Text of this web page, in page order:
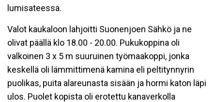
lumisateessa.
Valot kaukaloon lahjoitti Suonenjoen Sähkö ja ne
olivat päällä klo 18.00 - 20.00. Pukukoppina oli
valkoinen 3 x 5 m suuruinen työmaakoppi, jonka
keskellä oli lämmittimenä kamina eli peltitynnyrin
puolikas, puita alareunasta sisään ja hormi katon läpi
ulos. Puolet kopista oli erotettu kanaverkolla